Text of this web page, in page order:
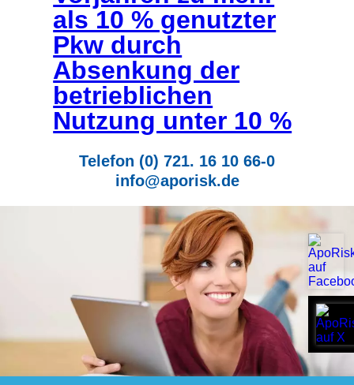
Telefon (0) 721. 16 10 66-0
info@aporisk.de